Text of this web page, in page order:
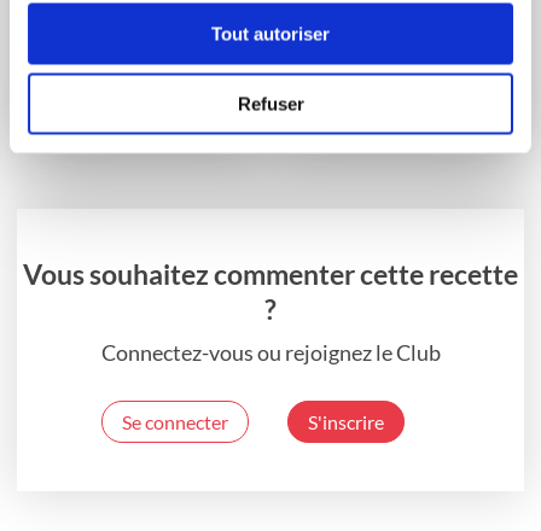
Tout autoriser
Refuser
Oeufs Cocotte
pâte dans le moule ...
Vous souhaitez commenter cette recette
?
Connectez-vous ou rejoignez le Club
Se connecter S'inscrire